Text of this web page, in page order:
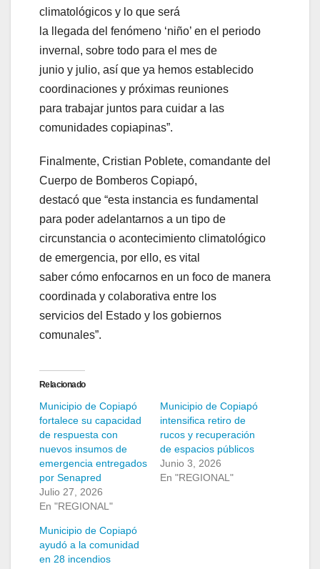
climatológicos y lo que será
la llegada del fenómeno ‘niño’ en el periodo
invernal, sobre todo para el mes de
junio y julio, así que ya hemos establecido
coordinaciones y próximas reuniones
para trabajar juntos para cuidar a las
comunidades copiapinas”.
Finalmente, Cristian Poblete, comandante del
Cuerpo de Bomberos Copiapó,
destacó que “esta instancia es fundamental
para poder adelantarnos a un tipo de
circunstancia o acontecimiento climatológico
de emergencia, por ello, es vital
saber cómo enfocarnos en un foco de manera
coordinada y colaborativa entre los
servicios del Estado y los gobiernos
comunales”.
Relacionado
Municipio de Copiapó
fortalece su capacidad
de respuesta con
nuevos insumos de
emergencia entregados
por Senapred
Julio 27, 2026
En "REGIONAL"
Municipio de Copiapó
intensifica retiro de
rucos y recuperación
de espacios públicos
Junio 3, 2026
En "REGIONAL"
Municipio de Copiapó
ayudó a la comunidad
en 28 incendios